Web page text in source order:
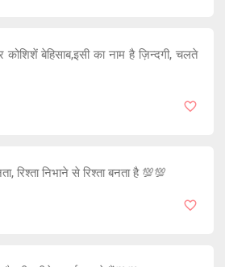
बेहिसाब,इसी का नाम है ज़िन्दगी, चलते
रिश्ता निभाने से रिश्ता बनता है 💯💯